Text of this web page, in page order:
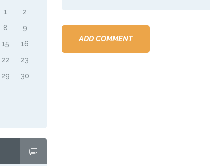
1
2
8
9
15
16
22
23
29
30